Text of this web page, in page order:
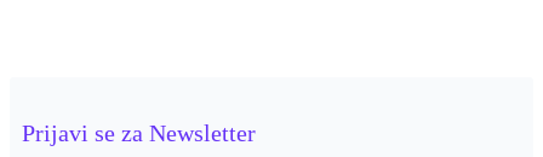
Prijavi se za Newsletter